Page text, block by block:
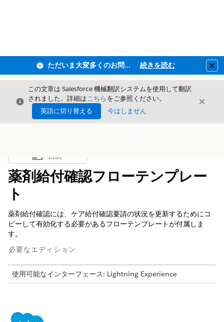
ただいま大変多くのお問い合わせをいただいており、ご連絡までにお時間を頂戴しております 続きを読む
閉じる
この文章は Salesforce 機械翻訳システムを使用して翻訳
されました。詳細はこちら をご参照ください。
英語に切り替える
今はしません
閉じる
目次を表示
目次
薬剤給付確認フローテンプレー
ト
薬剤給付確認には、ケア給付確認要請の状況を更新するためにコ
ピーして有効化する必要があるフローテンプレートが付属しま
す。
必要なエディション
使用可能なインターフェース: Lightning Experience